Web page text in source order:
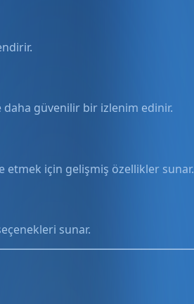
güvenilir bir izlenim edinir.
için gelişmiş özellikler sunar.
sunar.